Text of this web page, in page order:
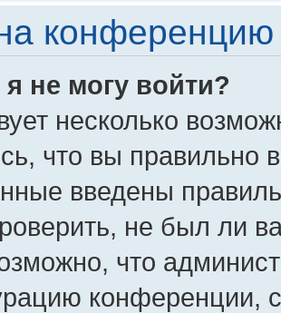
конференцию
не могу войти?
несколько
что вы правильно
введены
не был ли
что
конференции,